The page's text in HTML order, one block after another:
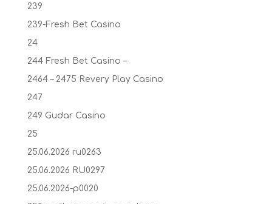
239
239-Fresh Bet Casino
24
244 Fresh Bet Casino –
2464 – 2475 Revery Play Casino
247
249 Gudar Casino
25
25.06.2026 ru0263
25.06.2026 RU0297
25.06.2026-p0020